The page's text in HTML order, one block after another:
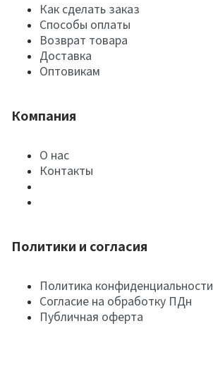
Как сделать заказ
Способы оплаты
Возврат товара
Доставка
Оптовикам
Компания
О нас
Контакты
Политики и согласия
Политика конфиденциальности
Согласие на обработку ПДн
Публичная оферта